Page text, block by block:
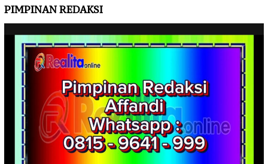
PIMPINAN REDAKSI